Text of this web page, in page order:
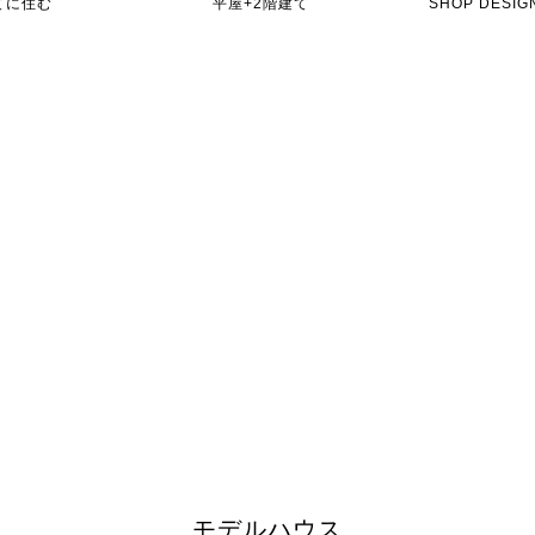
に住む 平屋+2階建て SHOP
モデルハウス